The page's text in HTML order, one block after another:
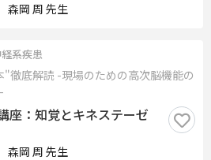
森岡 周 先生
系疾患
"徹底解読 -現場のための高次脳機能の
座：知覚とキネステーゼ
森岡 周 先生